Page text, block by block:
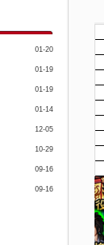
01-20
01-19
01-19
01-14
12-05
10-29
09-16
09-16